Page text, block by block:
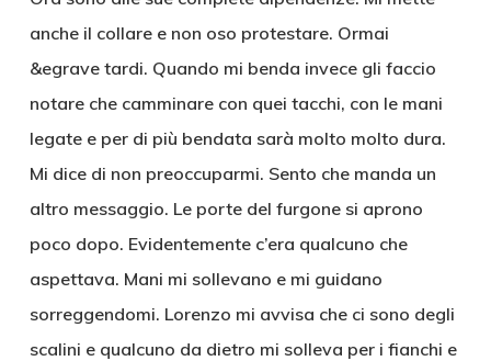
anche il collare e non oso protestare. Ormai
&egrave tardi. Quando mi benda invece gli faccio
notare che camminare con quei tacchi, con le mani
legate e per di più bendata sarà molto molto dura.
Mi dice di non preoccuparmi. Sento che manda un
altro messaggio. Le porte del furgone si aprono
poco dopo. Evidentemente c’era qualcuno che
aspettava. Mani mi sollevano e mi guidano
sorreggendomi. Lorenzo mi avvisa che ci sono degli
scalini e qualcuno da dietro mi solleva per i fianchi e